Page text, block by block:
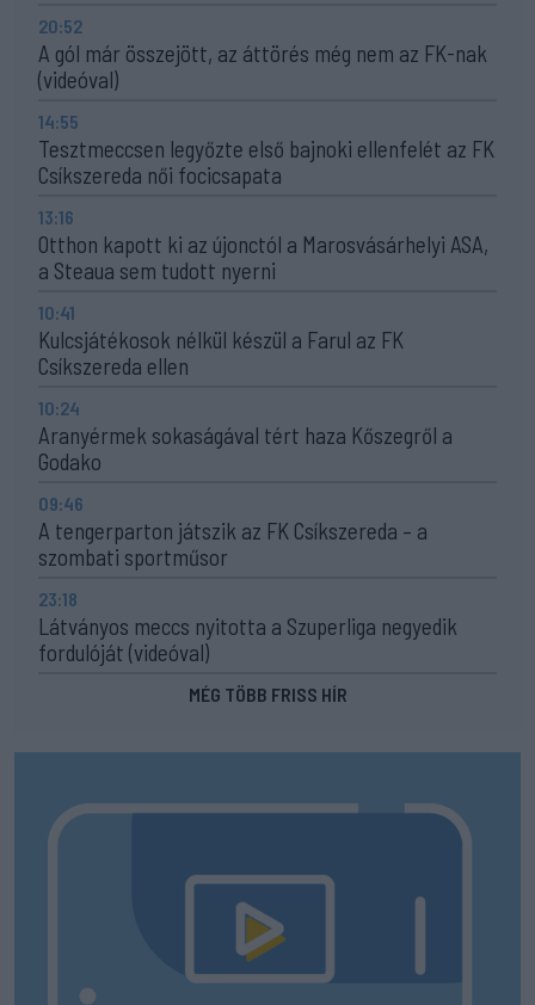
20:52
A gól már összejött, az áttörés még nem az FK-nak
(videóval)
14:55
Tesztmeccsen legyőzte első bajnoki ellenfelét az FK
Csíkszereda női focicsapata
13:16
Otthon kapott ki az újonctól a Marosvásárhelyi ASA,
a Steaua sem tudott nyerni
10:41
Kulcsjátékosok nélkül készül a Farul az FK
Csíkszereda ellen
10:24
Aranyérmek sokaságával tért haza Kőszegről a
Godako
09:46
A tengerparton játszik az FK Csíkszereda – a
szombati sportműsor
23:18
Látványos meccs nyitotta a Szuperliga negyedik
fordulóját (videóval)
MÉG TÖBB FRISS HÍR